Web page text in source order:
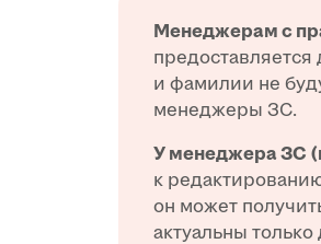
Менеджерам с
и фамилии не
менеджеры ЗС.
У менеджера ЗС
к
он может
актуальны